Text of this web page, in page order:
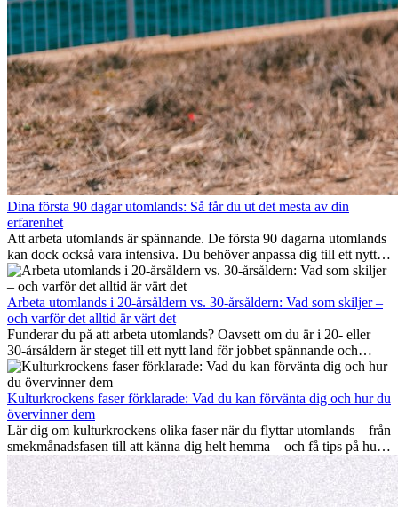
Dina första 90 dagar utomlands: Så får du ut det mesta av din
erfarenhet
Att arbeta utomlands är spännande. De första 90 dagarna utomlands
kan dock också vara intensiva. Du behöver anpassa dig till ett nytt
jobb, bygga ett socialt nätverk, förstå kulturen och hantera
hemlängtan. Denna expat-guide visar hur du kan utnyttja dina första
månader utomlands på bästa sätt, så att du blir framgångsrik i arbetet
och utvecklas personligt. Om du följer dessa tips blir det lättare att
arbeta utomlands och du kan njuta av din utlandserfarenhet från
början.
Arbeta utomlands i 20-årsåldern vs. 30-årsåldern: Vad som skiljer –
och varför det alltid är värt det
Funderar du på att arbeta utomlands? Oavsett om du är i 20- eller
30-årsåldern är steget till ett nytt land för jobbet spännande och
ibland utmanande. Många undrar om åldern spelar någon roll.
Sanningen är: internationell erfarenhet är alltid värdefull. Den kan
driva din karriär framåt, främja personlig utveckling och ge dig
värdefulla kulturella insikter som kan förändra ditt liv.
Kulturkrockens faser förklarade: Vad du kan förvänta dig och hur du
övervinner dem
Lär dig om kulturkrockens olika faser när du flyttar utomlands – från
smekmånadsfasen till att känna dig helt hemma – och få tips på hur
du kan hantera utmaningar och växa som person.